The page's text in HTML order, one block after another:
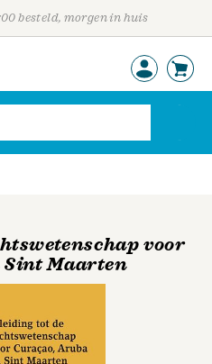
besteld, morgen in huis
voor
Sint Maarten